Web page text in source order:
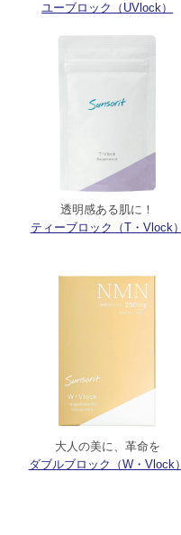
ユーブロック（UVlock）
透明感ある肌に！
ティーブロック（T・Vlock）
大人の美に、革命を
ダブルブロック（W・Vlock）